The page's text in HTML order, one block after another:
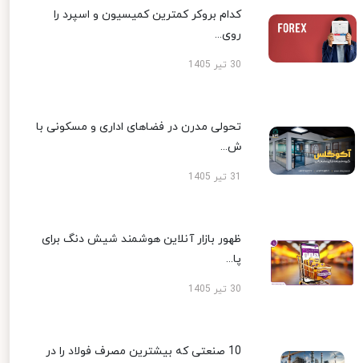
کدام بروکر کمترین کمیسیون و اسپرد را
روی...
30 تیر 1405
تحولی مدرن در فضاهای اداری و مسکونی با
ش...
ظهور بازار آنلاین هوشمند شیش دنگ برای
پا...
30 تیر 1405
10 صنعتی که بیشترین مصرف فولاد را در